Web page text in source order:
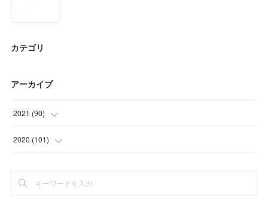
カテゴリ
アーカイブ
2021 (90)
(9)
(
2020 (101)
(